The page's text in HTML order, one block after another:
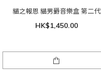
貓之報恩 貓男爵音樂盒 第二代
HK$1,450.00